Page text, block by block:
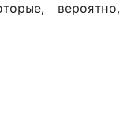
вероятно,